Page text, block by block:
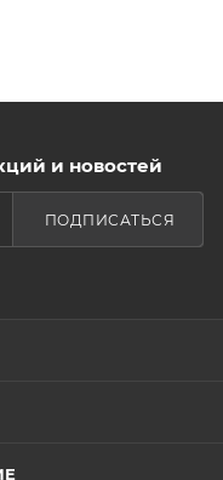
и новостей
ПОДПИСАТЬСЯ